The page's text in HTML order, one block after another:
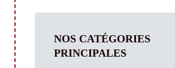
NOS CATÉGORIES
PRINCIPALES